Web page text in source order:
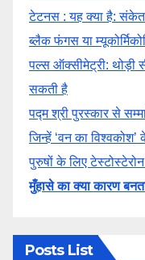
टेटनस : यह क्या है:
ब्लैक फंगस या
पल्स ऑक्सीमेट्री: थोड़ी
सकती है
पद्म श्री पुरस्कार से
जिन्हें ‘वन का
पुरुषों के लिए
मुँहासे का क्या कारण
Posts List